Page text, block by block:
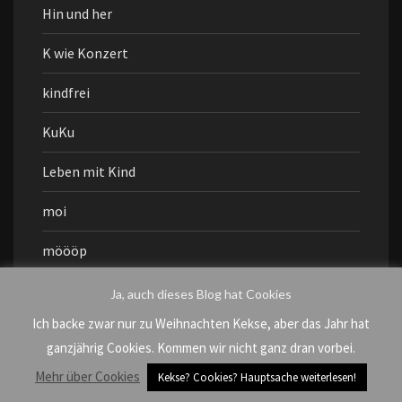
Hin und her
K wie Konzert
kindfrei
KuKu
Leben mit Kind
moi
möööp
Muddi geht aus
mukiku
NazisRaus
Ja, auch dieses Blog hat Cookies
Ich backe zwar nur zu Weihnachten Kekse, aber das Jahr hat
ganzjährig Cookies. Kommen wir nicht ganz dran vorbei.
Mehr über Cookies
Kekse? Cookies? Hauptsache weiterlesen!